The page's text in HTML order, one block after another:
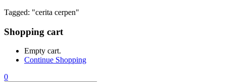
Tagged: "cerita cerpen"
Shopping cart
Empty cart.
Continue Shopping
0